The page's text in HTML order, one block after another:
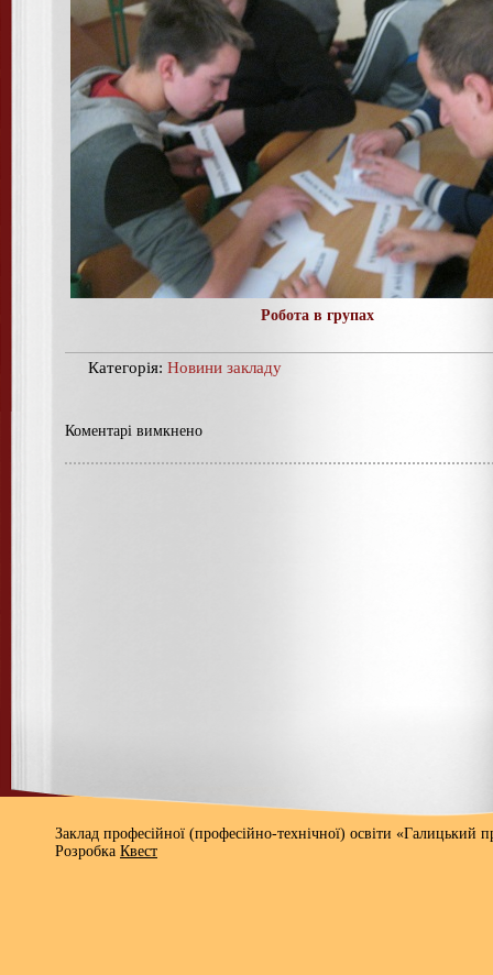
Робота в групах
Категорія: Новини закладу
Коментарі вимкнено
Заклад професійної (професійно-технічної) освіти
Розробка Квест